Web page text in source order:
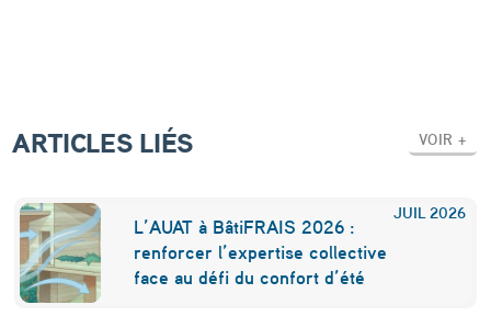
o
b
l
e
ARTICLES LIÉS VOIR +
JUIL 2026
L’AUAT à BâtiFRAIS 2026 :
renforcer l’expertise collective
face au défi du confort d’été